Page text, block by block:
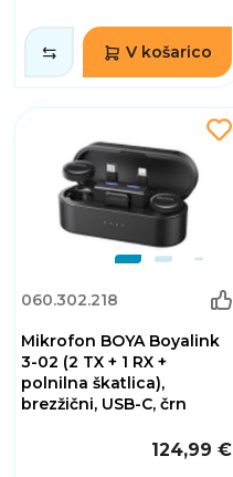
V košarico
060.302.218
Mikrofon BOYA Boyalink
3-02 (2 TX + 1 RX +
polnilna škatlica),
brezžični, USB-C, črn
124,99 €